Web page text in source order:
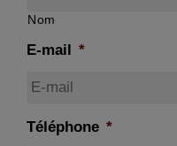
Nom
E-mail *
Téléphone *